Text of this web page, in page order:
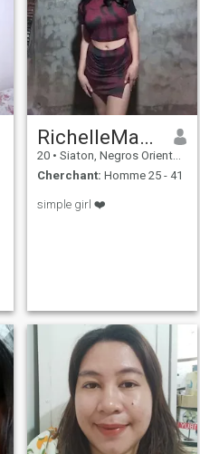
RichelleMae Tolintino
20 • Siaton, Negros Oriental, Philippines
Cherchant: Homme 25 - 41
simple girl ❤️